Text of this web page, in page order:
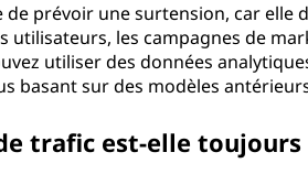
prévoir une surtension, car elle
utilisateurs, les campagnes de
utiliser des données
basant sur des modèles
trafic est-elle